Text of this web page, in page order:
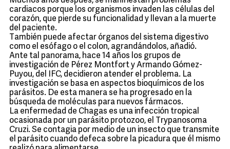
cardiacos porque los organismos invaden las células del
corazón, que pierde su funcionalidad y llevan a la muerte
del paciente.
También puede afectar órganos del sistema digestivo
como el esófago o el colon, agrandándolos, añadió.
Ante tal panorama, hace 14 años los grupos de
investigación de Pérez Montfort y Armando Gómez-
Puyou, del IFC, decidieron atender el problema. La
investigación se basa en aspectos bioquímicos de los
parásitos. De esta manera se ha progresado en la
búsqueda de moléculas para nuevos fármacos.
La enfermedad de Chagas es una infección tropical
ocasionada por un parásito protozoo, el Trypanosoma
Cruzi. Se contagia por medio de un insecto que transmite
el parásito cuando defeca sobre la picadura que él mismo